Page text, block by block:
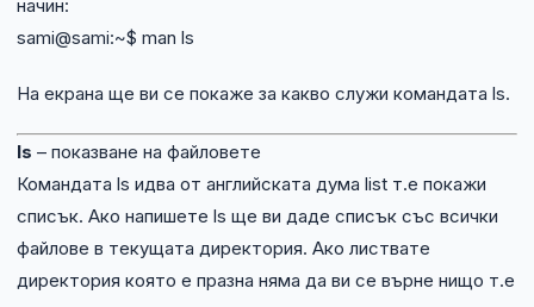
начин:
sami@sami:~$ man ls
На екрана ще ви се покаже за какво служи командата ls.
ls – показване на файловете
Командата ls идва от английската дума list т.е покажи
списък. Ако напишете ls ще ви даде списък със всички
файлове в текущата директория. Ако листвате
директория която е празна няма да ви се върне нищо т.е